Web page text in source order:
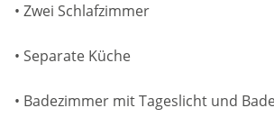
• Zwei Schlafzimmer
• Separate Küche
• Badezimmer mit Tageslicht und